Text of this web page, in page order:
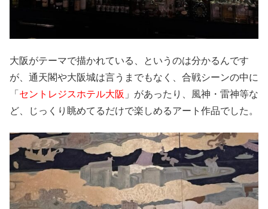
大阪がテーマで描かれている、というのは分かるんです
が、通天閣や大阪城は言うまでもなく、合戦シーンの中に
「 セントレジスホテル大阪 」があったり、風神・雷神等な
ど、じっくり眺めてるだけで楽しめるアート作品でした。